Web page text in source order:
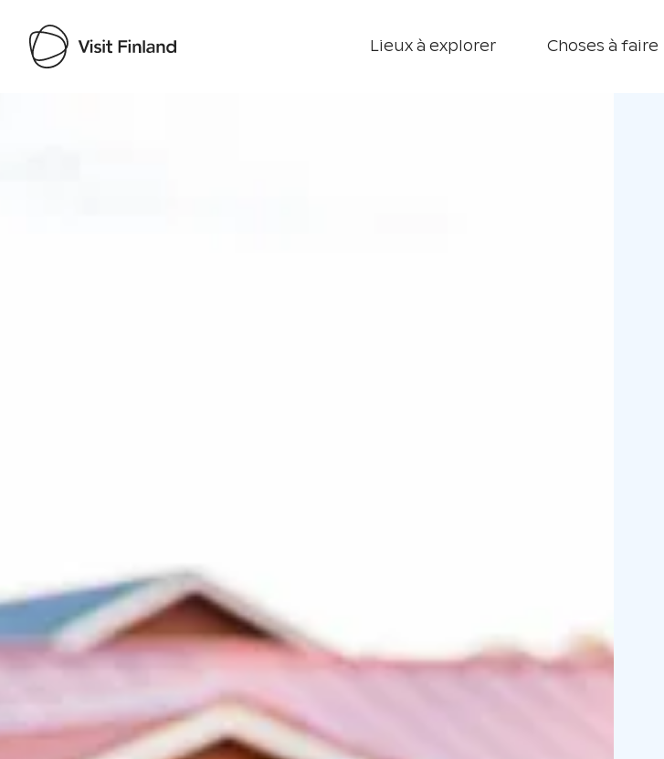
Lieux à explorer Choses à faire